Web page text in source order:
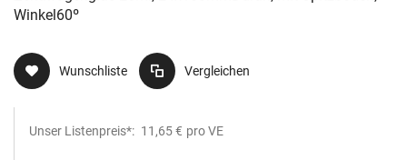
Winkel60º
Wunschliste Vergleichen
Unser Listenpreis*: 11,65 € pro VE